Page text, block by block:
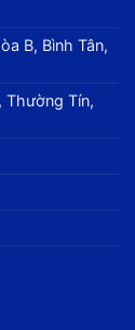
B, Bình Tân,
Thường Tín,